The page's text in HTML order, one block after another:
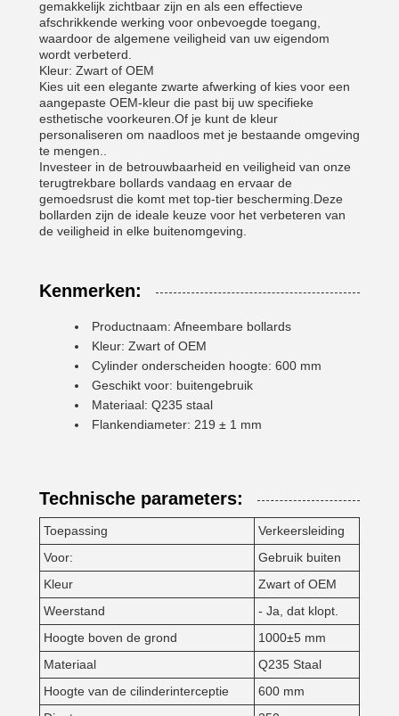
gemakkelijk zichtbaar zijn en als een effectieve
afschrikkende werking voor onbevoegde toegang,
waardoor de algemene veiligheid van uw eigendom
wordt verbeterd.
Kleur: Zwart of OEM
Kies uit een elegante zwarte afwerking of kies voor een
aangepaste OEM-kleur die past bij uw specifieke
esthetische voorkeuren.Of je kunt de kleur
personaliseren om naadloos met je bestaande omgeving
te mengen..
Investeer in de betrouwbaarheid en veiligheid van onze
terugtrekbare bollards vandaag en ervaar de
gemoedsrust die komt met top-tier bescherming.Deze
bollarden zijn de ideale keuze voor het verbeteren van
de veiligheid in elke buitenomgeving.
Kenmerken:
Productnaam: Afneembare bollards
Kleur: Zwart of OEM
Cylinder onderscheiden hoogte: 600 mm
Geschikt voor: buitengebruik
Materiaal: Q235 staal
Flankendiameter: 219 ± 1 mm
Technische parameters:
Toepassing
Verkeersleiding
Voor:
Gebruik buiten
Kleur
Zwart of OEM
Weerstand
- Ja, dat klopt.
Hoogte boven de grond
1000±5 mm
Materiaal
Q235 Staal
Hoogte van de cilinderinterceptie
600 mm